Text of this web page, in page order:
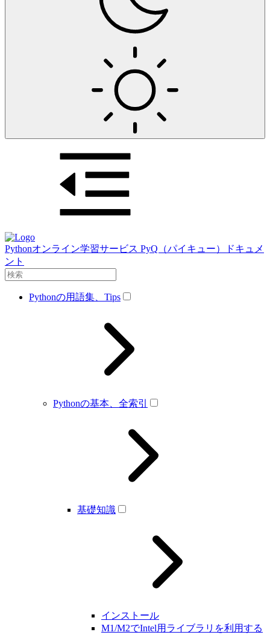
Pythonオンライン学習サービス PyQ（パイキュー）ドキュメ
ント
Pythonの用語集、Tips
Pythonの基本、全索引
基礎知識
インストール
M1/M2でIntel用ライブラリを利用する